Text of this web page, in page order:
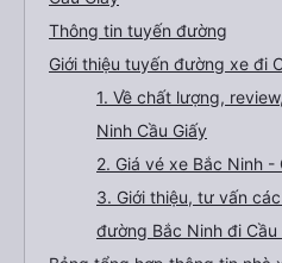
Thông tin tuyến đường
Giới thiệu tuyến đường xe đi
1. Về chất lượng,
Ninh Cầu Giấy
2. Giá vé xe Bắc Ninh -
3. Giới thiệu, tư vấn
đường Bắc Ninh đi Cầu